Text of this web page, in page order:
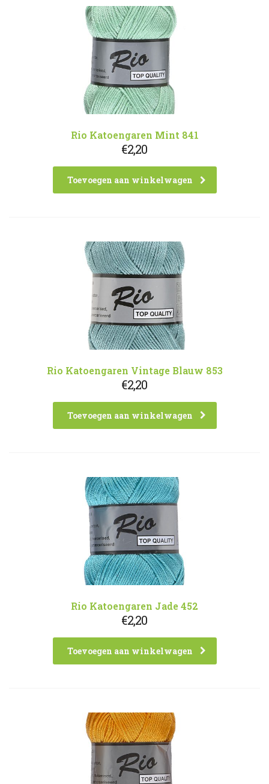
Rio Katoengaren Mint 841
€2,20
Toevoegen aan winkelwagen
Rio Katoengaren Vintage Blauw 853
€2,20
Toevoegen aan winkelwagen
Rio Katoengaren Jade 452
€2,20
Toevoegen aan winkelwagen